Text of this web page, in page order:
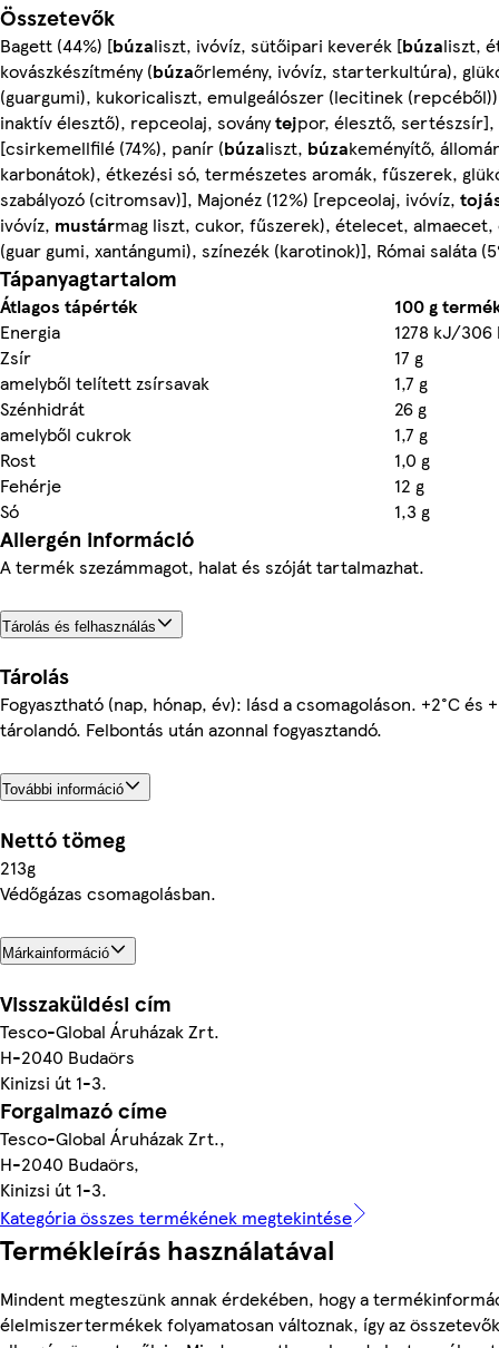
Összetevők
Bagett (44%) [búzaliszt, ivóvíz, sütőipari keverék [búzaliszt,
kovászkészítmény (búzaőrlemény, ivóvíz, starterkultúra),
(guargumi), kukoricaliszt, emulgeálószer (lecitinek
inaktív élesztő), repceolaj, soványtejpor, élesztő,
[csirkemellfilé (74%), panír (búzaliszt, búzakeményítő,
karbonátok), étkezési só, természetes aromák, fűszerek,
szabályozó (citromsav)], Majonéz (12%) [repceolaj, ivóvíz,
ivóvíz, mustármag liszt, cukor, fűszerek), ételecet,
(guar gumi, xantángumi), színezék (karotinok)], Római saláta
Tápanyagtartalom
Átlagos tápérték
100 g
Energia
1278 kJ/306
Zsír
17 g
amelyből telített zsírsavak
1,7 g
Szénhidrát
26 g
amelyből cukrok
1,7 g
Rost
1,0 g
Fehérje
12 g
Só
1,3 g
Allergén információ
A termék szezámmagot, halat és szóját tartalmazhat.
Tárolás és felhasználás
Tárolás
Fogyasztható (nap, hónap, év): lásd a csomagoláson. +2°C
tárolandó. Felbontás után azonnal fogyasztandó.
További információ
Nettó tömeg
213g
Védőgázas csomagolásban.
Márkainformáció
Visszaküldési cím
Tesco-Global Áruházak Zrt.
H-2040 Budaörs
Kinizsi út 1-3.
Forgalmazó címe
Tesco-Global Áruházak Zrt.,
H-2040 Budaörs,
Kinizsi út 1-3.
Kategória összes termékének megtekintése
Termékleírás használatával
Mindent megteszünk annak érdekében, hogy a
élelmiszertermékek folyamatosan változnak, így az